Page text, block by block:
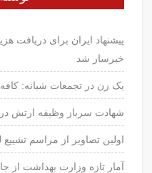
پیشنهاد ایران برای دریافت
خبرساز شد
یک زن در تجمعات شبانه:
شهادت سرباز وظیفه ارتش
اولین تصاویر از مراسم
آمار تازه وزارت بهداشت از